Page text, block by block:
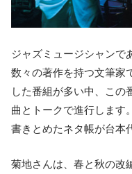
ジャズミュージシャンで
数々の著作を持つ文筆家
した番組が多い中、この
曲とトークで進行します
書きとめたネタ帳が台本
菊地さんは、春と秋の改